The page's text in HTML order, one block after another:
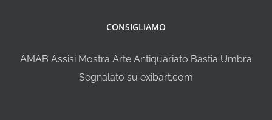
CONSIGLIAMO
AMAB Assisi Mostra Arte Antiquariato Bastia Umbra
Segnalato su exibart.com